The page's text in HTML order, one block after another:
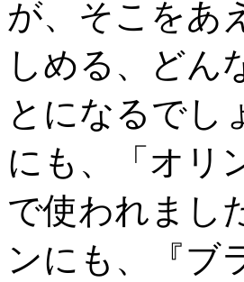
が、そこをあ
しめる、どん
とになるでし
にも、「オリ
で使われまし
ンにも、『ブ